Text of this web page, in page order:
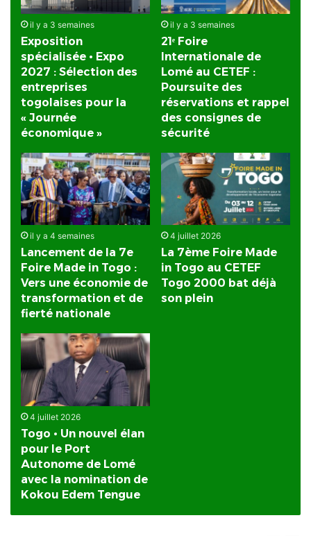
il y a 3 semaines
Exposition
spécialisée • Expo
2027 : Sélection des
entreprises
togolaises pour la
« Journée
économique »
il y a 3 semaines
21ᵉ Foire
Internationale de
Lomé au CETEF :
Poursuite des
réservations et rappel
des consignes de
sécurité
il y a 4 semaines
Lancement de la 7e
Foire Made in Togo :
Vers une économie de
transformation et de
fierté nationale
4 juillet 2026
La 7ème Foire Made
in Togo au CETEF
Togo 2000 bat déjà
son plein
4 juillet 2026
Togo • Un nouvel élan
pour le Port
Autonome de Lomé
avec la nomination de
Kokou Edem Tengue